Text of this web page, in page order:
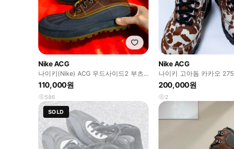
Nike ACG
나이키(Nike) ACG 우드사이드2 부츠
250size
110,000원
586
Nike ACG
나이키 고아돔 카카오 275
200,000원
2
SOLD